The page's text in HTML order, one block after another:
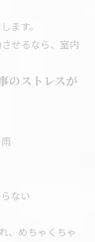
ます。
せるなら、室内
のストレスが
ない
、めちゃくちゃ